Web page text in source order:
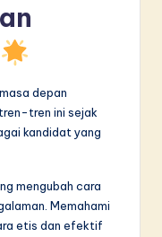
depan
tren ini sejak
kandidat yang
mengubah cara
Memahami
etis dan efektif